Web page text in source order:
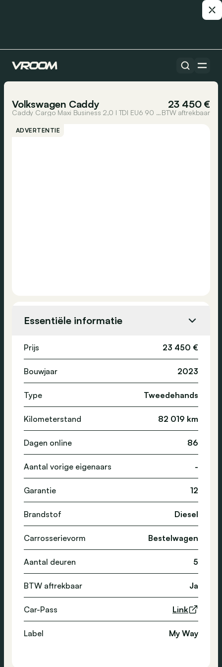
Alle auto’s
Volkswagen Caddy 23 450 €
Caddy Cargo Maxi Business 2,0 l TDI EU6 90 kW DSG7 Lange WielbasisBTW aftrekbaar
ADVERTENTIE
Essentiële informatie
Prijs 23 450 €
Bouwjaar 2023
Type Tweedehands
Kilometerstand 82 019 km
Dagen online 86
Aantal vorige eigenaars -
Garantie 12
Brandstof Diesel
Carrosserievorm Bestelwagen
Aantal deuren 5
BTW aftrekbaar Ja
Car-Pass Link
Label My Way